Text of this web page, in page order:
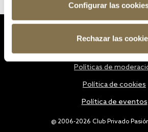
Configurar las
Rechazar las
@ 2006-2026 Club Privado
Políticas de
Política de cookies
Política de eventos